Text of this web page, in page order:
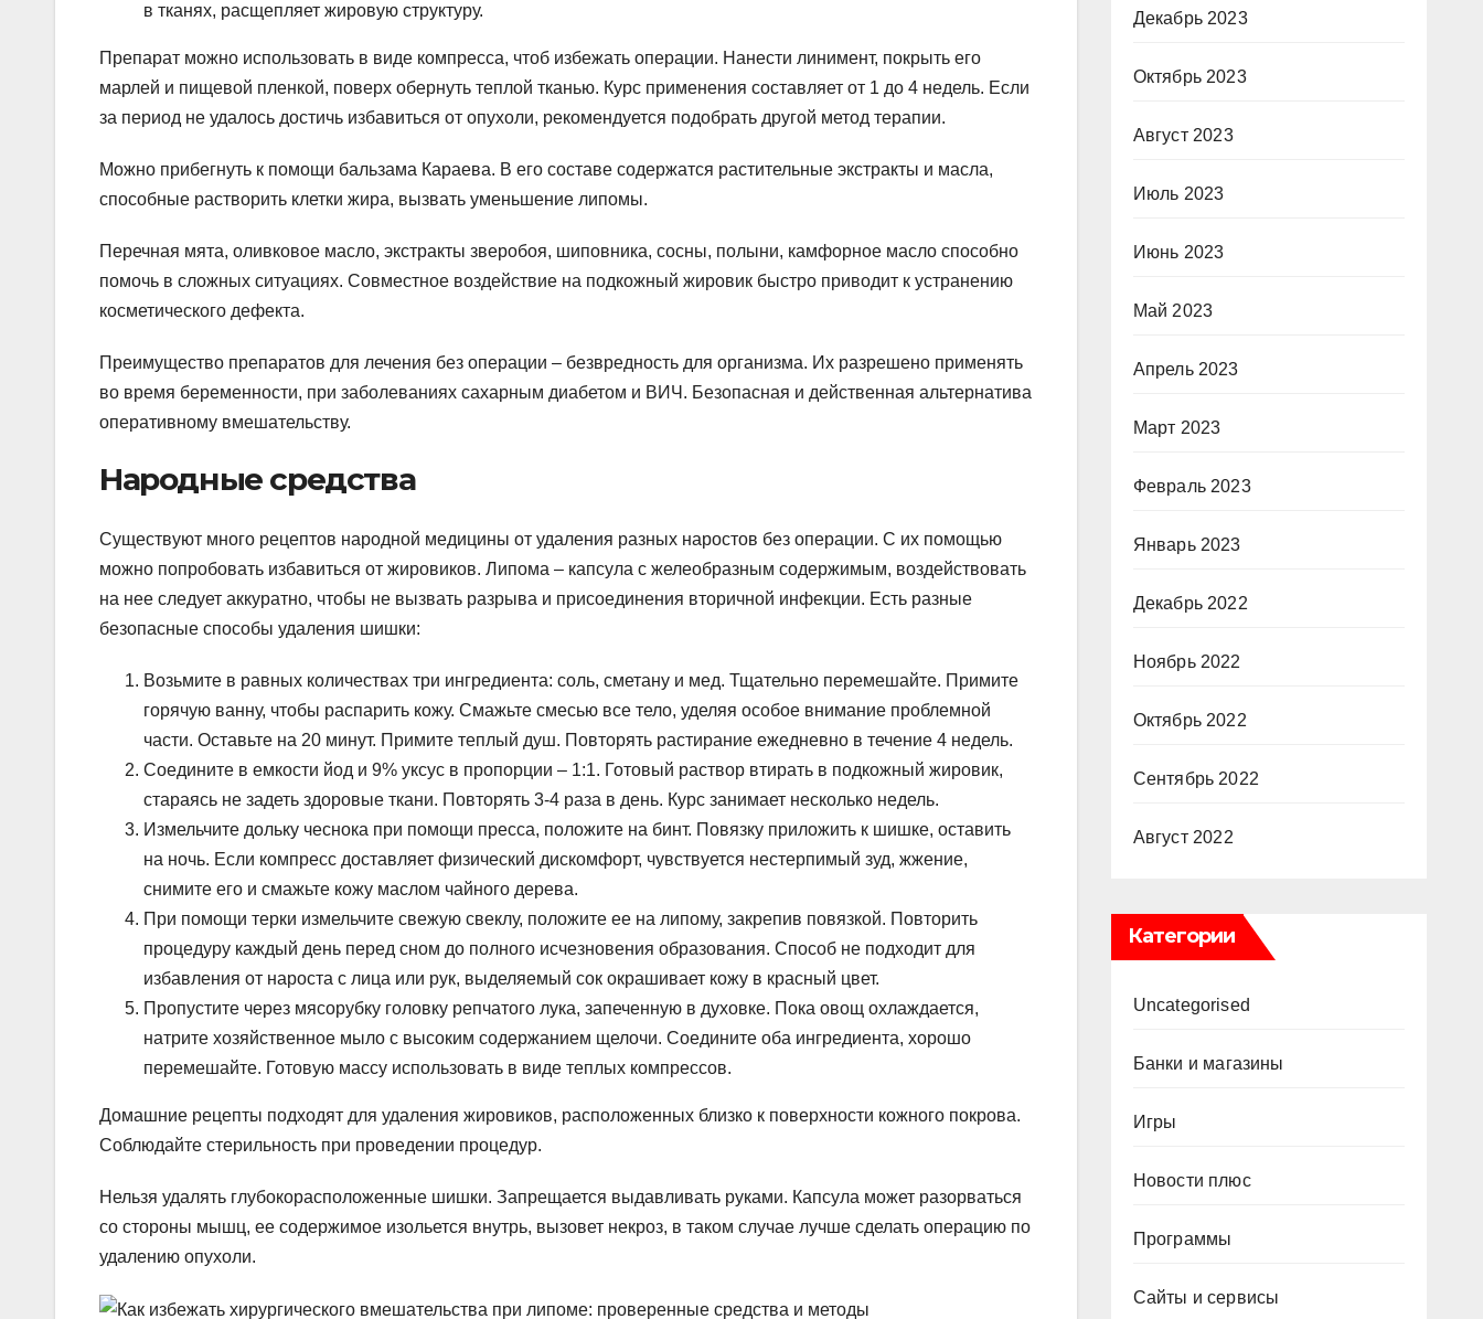
в тканях, расщепляет жировую структуру.
Препарат можно использовать в виде компресса, чтоб избежать операции. Нанести линимент, покрыть его
марлей и пищевой пленкой, поверх обернуть теплой тканью. Курс применения составляет от 1 до 4 недель. Если
за период не удалось достичь избавиться от опухоли, рекомендуется подобрать другой метод терапии.
Можно прибегнуть к помощи бальзама Караева. В его составе содержатся растительные экстракты и масла,
способные растворить клетки жира, вызвать уменьшение липомы.
Перечная мята, оливковое масло, экстракты зверобоя, шиповника, сосны, полыни, камфорное масло способно
помочь в сложных ситуациях. Совместное воздействие на подкожный жировик быстро приводит к устранению
косметического дефекта.
Преимущество препаратов для лечения без операции – безвредность для организма. Их разрешено применять
во время беременности, при заболеваниях сахарным диабетом и ВИЧ. Безопасная и действенная альтернатива
оперативному вмешательству.
Народные средства
Существуют много рецептов народной медицины от удаления разных наростов без операции. С их помощью
можно попробовать избавиться от жировиков. Липома – капсула с желеобразным содержимым, воздействовать
на нее следует аккуратно, чтобы не вызвать разрыва и присоединения вторичной инфекции. Есть разные
безопасные способы удаления шишки:
Возьмите в равных количествах три ингредиента: соль, сметану и мед. Тщательно перемешайте. Примите
горячую ванну, чтобы распарить кожу. Смажьте смесью все тело, уделяя особое внимание проблемной
части. Оставьте на 20 минут. Примите теплый душ. Повторять растирание ежедневно в течение 4 недель.
Соедините в емкости йод и 9% уксус в пропорции – 1:1. Готовый раствор втирать в подкожный жировик,
стараясь не задеть здоровые ткани. Повторять 3-4 раза в день. Курс занимает несколько недель.
Измельчите дольку чеснока при помощи пресса, положите на бинт. Повязку приложить к шишке, оставить
на ночь. Если компресс доставляет физический дискомфорт, чувствуется нестерпимый зуд, жжение,
снимите его и смажьте кожу маслом чайного дерева.
При помощи терки измельчите свежую свеклу, положите ее на липому, закрепив повязкой. Повторить
процедуру каждый день перед сном до полного исчезновения образования. Способ не подходит для
избавления от нароста с лица или рук, выделяемый сок окрашивает кожу в красный цвет.
Пропустите через мясорубку головку репчатого лука, запеченную в духовке. Пока овощ охлаждается,
натрите хозяйственное мыло с высоким содержанием щелочи. Соедините оба ингредиента, хорошо
перемешайте. Готовую массу использовать в виде теплых компрессов.
Домашние рецепты подходят для удаления жировиков, расположенных близко к поверхности кожного покрова.
Соблюдайте стерильность при проведении процедур.
Нельзя удалять глубокорасположенные шишки. Запрещается выдавливать руками. Капсула может разорваться
со стороны мышц, ее содержимое изольется внутрь, вызовет некроз, в таком случае лучше сделать операцию по
удалению опухоли.
Декабрь 2023
Октябрь 2023
Август 2023
Июль 2023
Июнь 2023
Май 2023
Апрель 2023
Март 2023
Февраль 2023
Январь 2023
Декабрь 2022
Ноябрь 2022
Октябрь 2022
Сентябрь 2022
Август 2022
Категории
Uncategorised
Банки и магазины
Игры
Новости плюс
Программы
Сайты и сервисы